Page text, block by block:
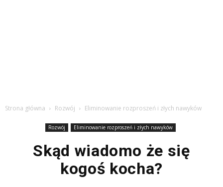
Strona główna Rozwój Eliminowanie rozproszeń i złych nawyków
Rozwój Eliminowanie rozproszeń i złych nawyków
Skąd wiadomo że się
kogoś kocha?